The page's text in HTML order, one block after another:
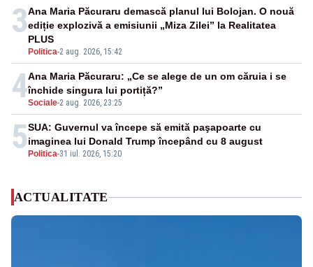
3
Politica-2 aug. 2026, 15:42
Ana Maria Păcuraru demască planul lui Bolojan. O nouă
ediție explozivă a emisiunii „Miza Zilei” la Realitatea
PLUS
4Sociale-2 aug. 2026, 23:25
Ana Maria Păcuraru: „Ce se alege de un om căruia i se
închide singura lui portiță?”
5 Politica-31 iul. 2026, 15:20
SUA: Guvernul va începe să emită paşapoarte cu
imaginea lui Donald Trump începând cu 8 august
ACTUALITATE